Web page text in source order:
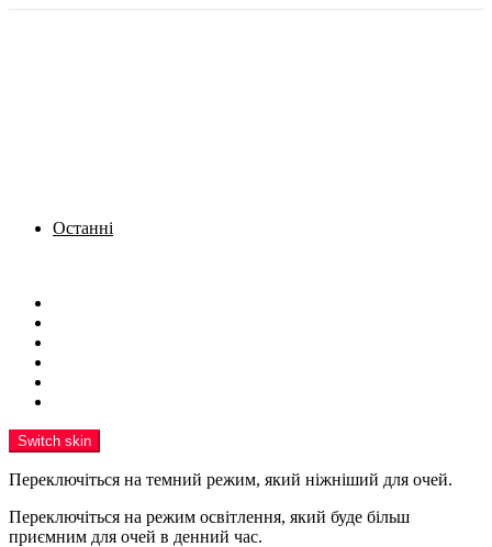
Останні
Switch skin
Переключіться на темний режим, який ніжніший для очей.
Переключіться на режим освітлення, який буде більш
приємним для очей в денний час.